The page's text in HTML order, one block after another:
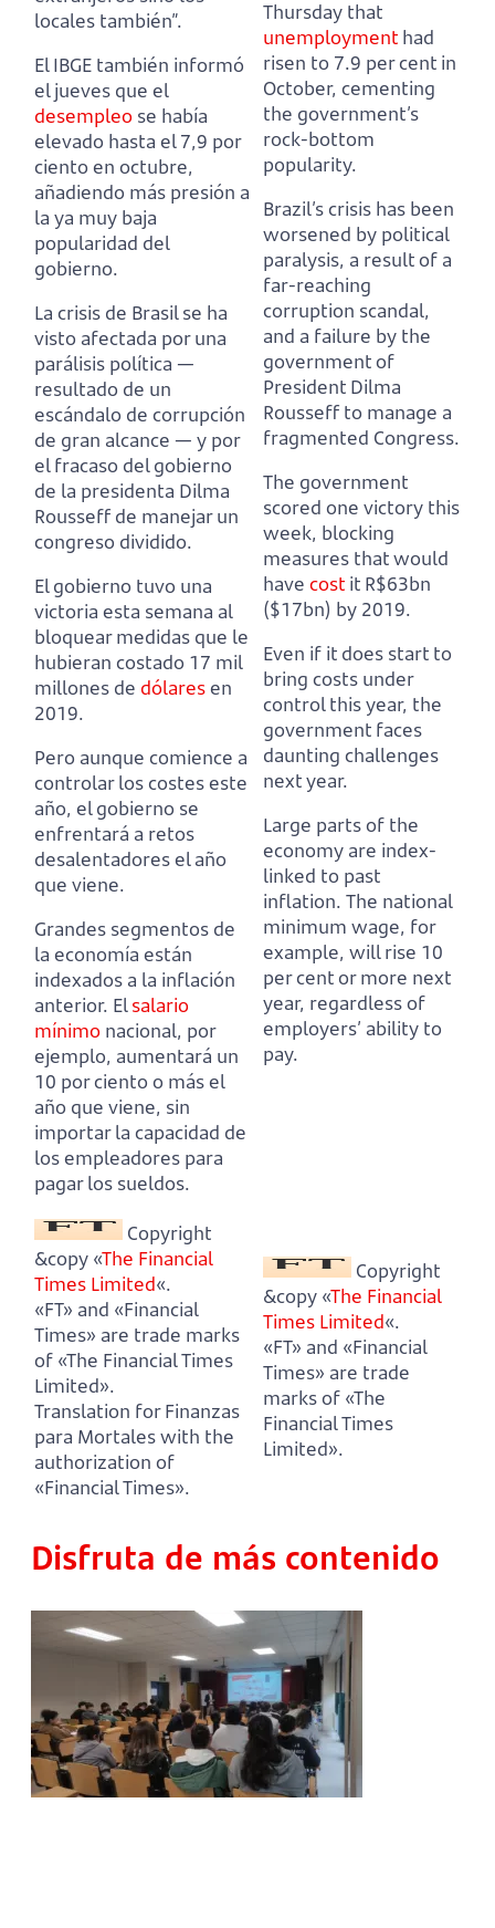
locales también”.
El IBGE también informó
el jueves que el
desempleo se había
elevado hasta el 7,9 por
ciento en octubre,
añadiendo más presión a
la ya muy baja
popularidad del
gobierno.
La crisis de Brasil se ha
visto afectada por una
parálisis política —
resultado de un
escándalo de corrupción
de gran alcance — y por
el fracaso del gobierno
de la presidenta Dilma
Rousseff de manejar un
congreso dividido.
El gobierno tuvo una
victoria esta semana al
bloquear medidas que le
hubieran costado 17 mil
millones de dólaresen
2019.
Pero aunque comience a
controlar los costes este
año, el gobierno se
enfrentará a retos
desalentadores el año
que viene.
Grandes segmentos de
la economía están
indexados a la inflación
anterior. Elsalario
mínimo nacional, por
ejemplo, aumentará un
10 por ciento o más el
año que viene, sin
importar la capacidad de
los empleadores para
pagar los sueldos.
Thursday that
unemployment had
risen to 7.9 per cent in
October, cementing
the government’s
rock-bottom
popularity.
Brazil’s crisis has been
worsened by political
paralysis, a result of a
far-reaching
corruption scandal,
and a failure by the
government of
President Dilma
Rousseff to manage a
fragmented Congress.
The government
scored one victory this
week, blocking
measures that would
have cost it R$63bn
($17bn) by 2019.
Even if it does start to
bring costs under
control this year, the
government faces
daunting challenges
next year.
Large parts of the
economy are index-
linked to past
inflation. The national
minimum wage, for
example, will rise 10
per cent or more next
year, regardless of
employers’ ability to
pay.
Copyright
&copy «The Financial
Times Limited«.
«FT» and «Financial
Times» are trade marks
of «The Financial Times
Limited».
Translation for Finanzas
para Mortales with the
authorization of
«Financial Times».
Copyright
&copy «The Financial
Times Limited«.
«FT» and «Financial
Times» are trade
marks of «The
Financial Times
Limited».
Disfruta de más contenido